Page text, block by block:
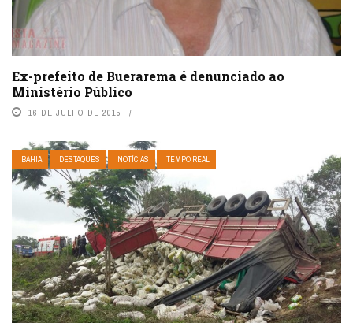
Ex-prefeito de Buerarema é denunciado ao
Ministério Público
16 DE JULHO DE 2015
BAHIA DESTAQUES NOTÍCIAS TEMPO REAL